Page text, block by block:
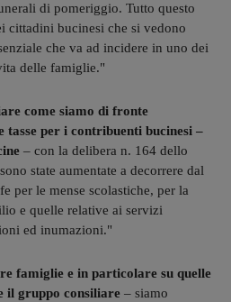
di pomeriggio. Tutto questo
cittadini bucinesi che si vedono
che va ad incidere in uno dei
delle famiglie."
come siamo di fronte
tasse per i contribuenti bucinesi –
– con la delibera n. 164 dello
state aumentate a decorrere dal
per le mense scolastiche, per la
e quelle relative ai servizi
ed inumazioni."
famiglie e in particolare su quelle
il gruppo consiliare – siamo